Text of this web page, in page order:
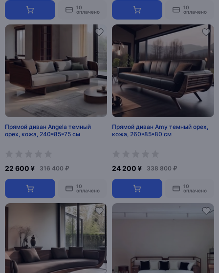
10
оплачено
10
оплачено
Прямой диван Angela темный
орех, кожа, 240*85*75 см
22 600 ¥ 316 400 ₽
10
оплачено
Прямой диван Amy темный орех,
кожа, 260*85*80 см
24 200 ¥ 338 800 ₽
10
оплачено